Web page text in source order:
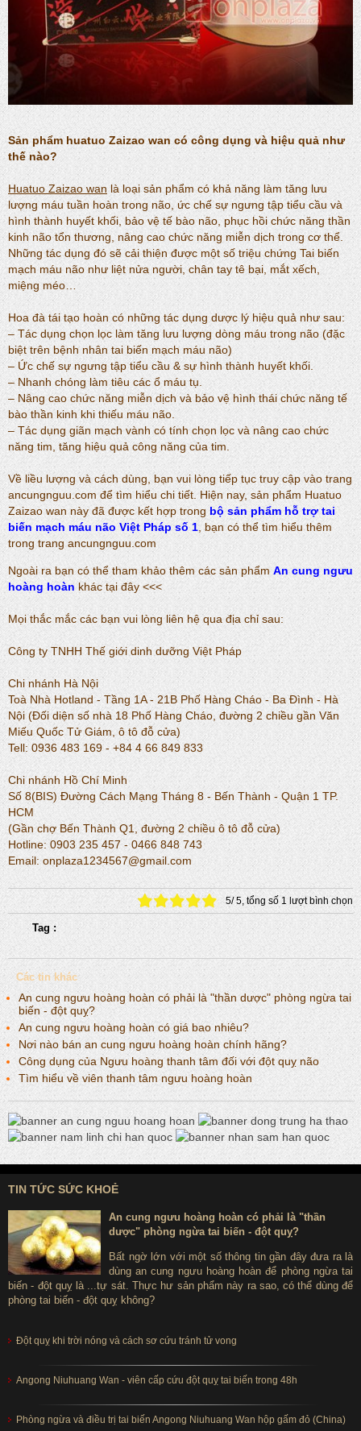
Sản phẩm huatuo Zaizao wan có công dụng và hiệu quả như
thế nào?
Huatuo Zaizao wan là loại sản phẩm có khả năng làm tăng lưu
lượng máu tuần hoàn trong não, ức chế sự ngưng tập tiểu cầu và
hình thành huyết khối, bảo vệ tế bào não, phục hồi chức năng thần
kinh não tổn thương, nâng cao chức năng miễn dịch trong cơ thể.
Những tác dụng đó sẽ cải thiện được một số triệu chứng Tai biến
mạch máu não như liệt nửa người, chân tay tê bại, mắt xếch,
miệng méo…
Hoa đà tái tạo hoàn có những tác dụng dược lý hiệu quả như sau:
– Tác dụng chọn lọc làm tăng lưu lượng dòng máu trong não (đặc
biệt trên bệnh nhân tai biến mạch máu não)
– Ức chế sự ngưng tập tiểu cầu & sự hình thành huyết khối.
– Nhanh chóng làm tiêu các ổ máu tụ.
– Nâng cao chức năng miễn dịch và bảo vệ hình thái chức năng tế
bào thần kinh khi thiếu máu não.
– Tác dụng giãn mạch vành có tính chọn lọc và nâng cao chức
năng tim, tăng hiệu quả công năng của tim.
Về liều lượng và cách dùng, bạn vui lòng tiếp tục truy cập vào trang
ancungnguu.com để tìm hiểu chi tiết. Hiện nay, sản phẩm Huatuo
Zaizao wan này đã được kết hợp trong bộ sản phẩm hỗ trợ tai
biến mạch máu não Việt Pháp số 1, bạn có thể tìm hiểu thêm
trong trang ancungnguu.com
Ngoài ra bạn có thể tham khảo thêm các sản phẩm An cung ngưu
hoàng hoàn khác tại đây <<<
Mọi thắc mắc các bạn vui lòng liên hệ qua địa chỉ sau:
Công ty TNHH Thế giới dinh dưỡng Việt Pháp
Chi nhánh Hà Nội
Toà Nhà Hotland - Tầng 1A - 21B Phố Hàng Cháo - Ba Đình - Hà
Nội (Đối diện số nhà 18 Phố Hàng Cháo, đường 2 chiều gần Văn
Miếu Quốc Tử Giám, ô tô đỗ cửa)
Tell: 0936 483 169 - +84 4 66 849 833
Chi nhánh Hồ Chí Minh
Số 8(BIS) Đường Cách Mạng Tháng 8 - Bến Thành - Quận 1 TP.
HCM
(Gần chợ Bến Thành Q1, đường 2 chiều ô tô đỗ cửa)
Hotline: 0903 235 457 - 0466 848 743
Email: onplaza1234567@gmail.com
5/5, tổng số 1 lượt bình chọn
Tag :
Các tin khác
An cung ngưu hoàng hoàn có phải là "thần dược" phòng ngừa tai
biến - đột quỵ?
An cung ngưu hoàng hoàn có giá bao nhiêu?
Nơi nào bán an cung ngưu hoàng hoàn chính hãng?
Công dụng của Ngưu hoàng thanh tâm đối với đột quỵ não
Tìm hiểu về viên thanh tâm ngưu hoàng hoàn
TIN TỨC SỨC KHOẺ
An cung ngưu hoàng hoàn có phải là "thần
dược" phòng ngừa tai biến - đột quỵ?
Bất ngờ lớn với một số thông tin gần đây đưa ra là
dùng an cung ngưu hoàng hoàn để phòng ngừa tai
biến - đột quỵ là ...tự sát. Thực hư sản phẩm này ra sao, có thể dùng để
phòng tai biến - đột quỵ không?
Đột quỵ khi trời nóng và cách sơ cứu tránh tử vong
Angong Niuhuang Wan - viên cấp cứu đột quỵ tai biến trong 48h
Phòng ngừa và điều trị tai biến Angong Niuhuang Wan hộp gấm đỏ (China)